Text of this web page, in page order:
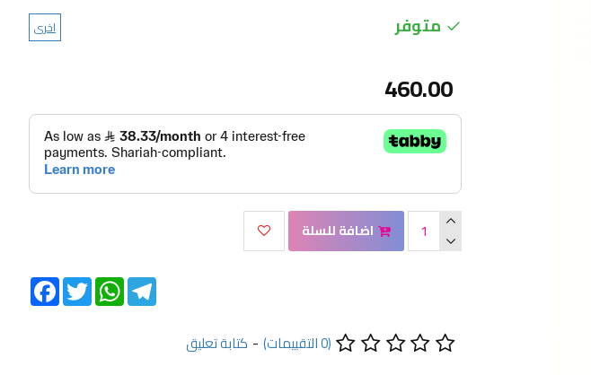
متوفر اخرى
(0 التقييمات) - كتابة تعليق
460.00
اضافة للسلة
FacebookTwitter
WhatsAppTelegram